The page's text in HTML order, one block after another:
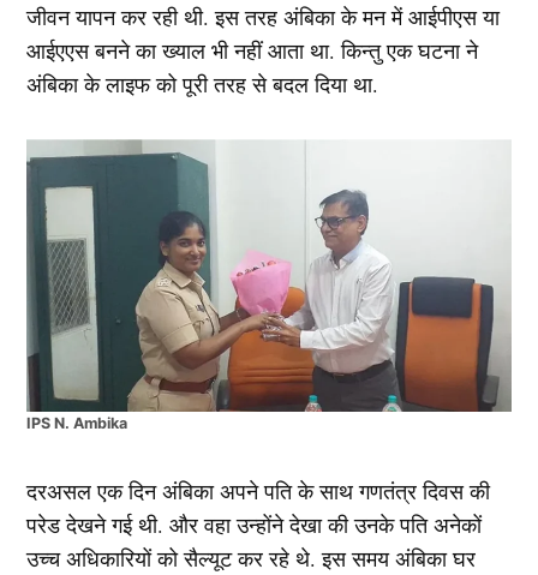
जीवन यापन कर रही थी. इस तरह अंबिका के मन में आईपीएस या
आईएएस बनने का ख्याल भी नहीं आता था. किन्तु एक घटना ने
अंबिका के लाइफ को पूरी तरह से बदल दिया था.
IPS N. Ambika
दरअसल एक दिन अंबिका अपने पति के साथ गणतंत्र दिवस की
परेड देखने गई थी. और वहा उन्होंने देखा की उनके पति अनेकों
उच्च अधिकारियों को सैल्यूट कर रहे थे. इस समय अंबिका घर